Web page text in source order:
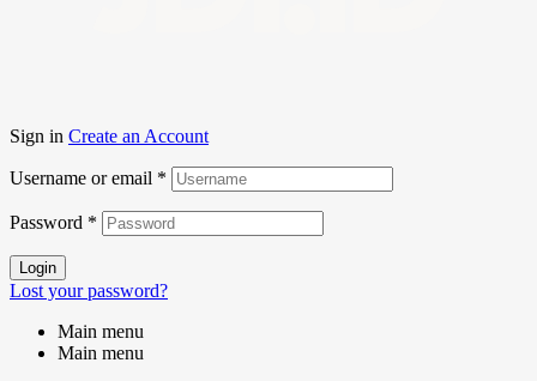
Sign in Create an Account
Username or email *
Password *
Login
Lost your password?
Main menu
Main menu